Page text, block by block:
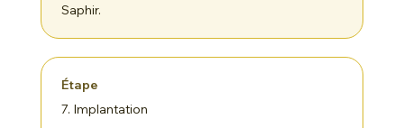
Saphir.
7. Implantation